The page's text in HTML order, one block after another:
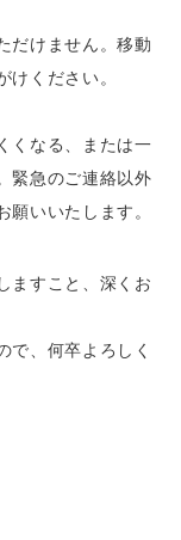
だけません。移動
けください。
くなる、または一
緊急のご連絡以外
願いいたします。
ますこと、深くお
で、何卒よろしく